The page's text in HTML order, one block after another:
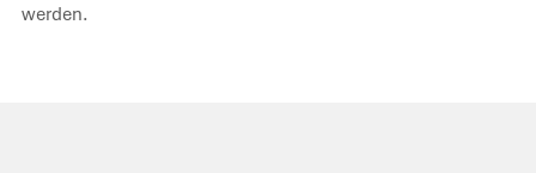
werden.